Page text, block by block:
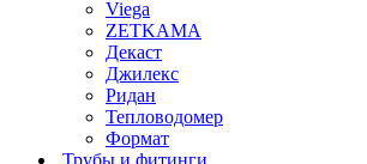
Viega
ZETKAMA
Декаст
Джилекс
Ридан
Тепловодомер
Формат
Трубы и фитинги